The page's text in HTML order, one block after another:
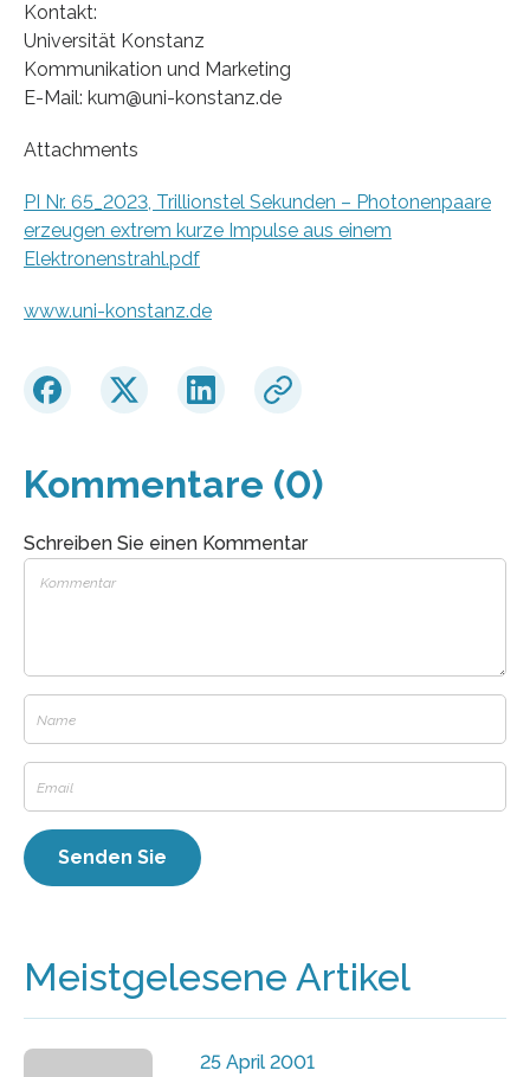
Kontakt:
Universität Konstanz
Kommunikation und Marketing
E-Mail: kum@uni-konstanz.de
Attachments
PI Nr. 65_2023, Trillionstel Sekunden – Photonenpaare
erzeugen extrem kurze Impulse aus einem
Elektronenstrahl.pdf
www.uni-konstanz.de
Kommentare (0)
Schreiben Sie einen Kommentar
Meistgelesene Artikel
25 April 2001